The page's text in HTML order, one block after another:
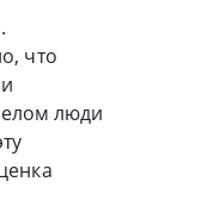
что
люди